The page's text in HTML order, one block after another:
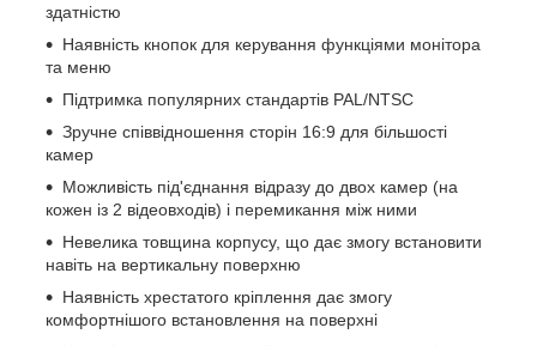
здатністю
Наявність кнопок для керування функціями монітора
та меню
Підтримка популярних стандартів PAL/NTSC
Зручне співвідношення сторін 16:9 для більшості
камер
Можливість під'єднання відразу до двох камер (на
кожен із 2 відеовходів) і перемикання між ними
Невелика товщина корпусу, що дає змогу встановити
навіть на вертикальну поверхню
Наявність хрестатого кріплення дає змогу
комфортнішого встановлення на поверхні